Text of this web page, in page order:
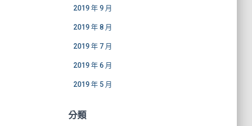
2019 年 9 月
2019 年 8 月
2019 年 7 月
2019 年 6 月
2019 年 5 月
分類